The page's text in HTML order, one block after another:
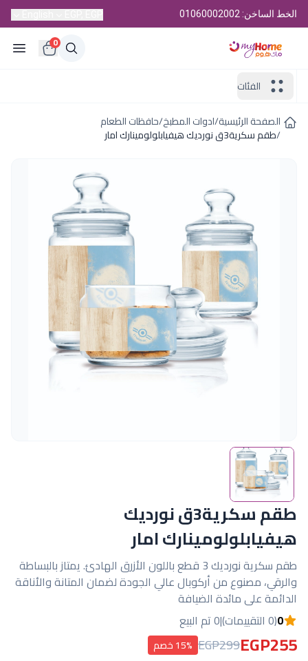
الخط الساخن: 01060002002
0
الفئات
الصفحة الرئيسية/ادوات المطبخ/حافظات الطعام
/طقم سكرية3ق نورديك هيفيابلولومينارك امار
طقم سكرية3ق نورديك
هيفيابلولومينارك امار
طقم سكرية نورديك 3 قطع باللون الأزرق الهادئ. يمتاز بالبساطة
والرقي، مصنوع من أركوبال عالي الجودة لضمان المتانة والأناقة
الدائمة على مائدة الضيافة
0(0 التقييمات) |0 تم البيع
EGP255
EGP299 15% خصم